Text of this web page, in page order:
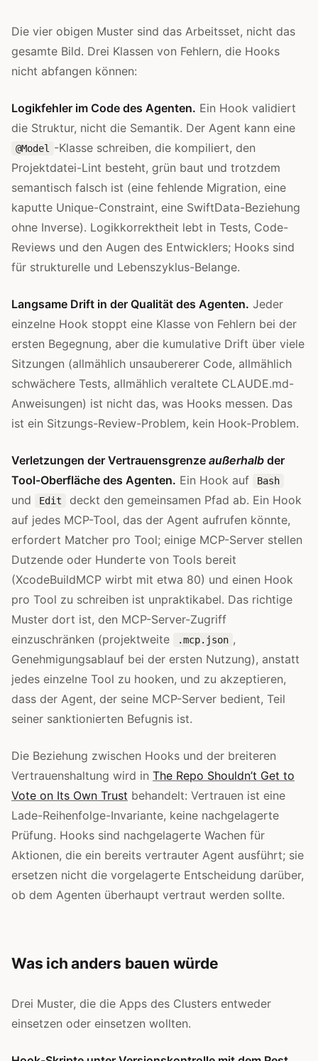
Die vier obigen Muster sind das Arbeitsset, nicht das
gesamte Bild. Drei Klassen von Fehlern, die Hooks
nicht abfangen können:
Logikfehler im Code des Agenten. Ein Hook validiert
die Struktur, nicht die Semantik. Der Agent kann eine
@Model -Klasse schreiben, die kompiliert, den
Projektdatei-Lint besteht, grün baut und trotzdem
semantisch falsch ist (eine fehlende Migration, eine
kaputte Unique-Constraint, eine SwiftData-Beziehung
ohne Inverse). Logikkorrektheit lebt in Tests, Code-
Reviews und den Augen des Entwicklers; Hooks sind
für strukturelle und Lebenszyklus-Belange.
Langsame Drift in der Qualität des Agenten. Jeder
einzelne Hook stoppt eine Klasse von Fehlern bei der
ersten Begegnung, aber die kumulative Drift über viele
Sitzungen (allmählich unsaubererer Code, allmählich
schwächere Tests, allmählich veraltete CLAUDE.md-
Anweisungen) ist nicht das, was Hooks messen. Das
ist ein Sitzungs-Review-Problem, kein Hook-Problem.
Verletzungen der Vertrauensgrenze außerhalb der
Tool-Oberfläche des Agenten. Ein Hook auf Bash
und Edit
deckt den gemeinsamen Pfad ab. Ein Hook
auf jedes MCP-Tool, das der Agent aufrufen könnte,
erfordert Matcher pro Tool; einige MCP-Server stellen
Dutzende oder Hunderte von Tools bereit
(XcodeBuildMCP wirbt mit etwa 80) und einen Hook
pro Tool zu schreiben ist unpraktikabel. Das richtige
Muster dort ist, den MCP-Server-Zugriff
einzuschränken (projektweite
.mcp.json ,
Genehmigungsablauf bei der ersten Nutzung), anstatt
jedes einzelne Tool zu hooken, und zu akzeptieren,
dass der Agent, der seine MCP-Server bedient, Teil
seiner sanktionierten Befugnis ist.
Die Beziehung zwischen Hooks und der breiteren
Vertrauenshaltung wird in The Repo Shouldn’t Get to
Vote on Its Own Trust behandelt: Vertrauen ist eine
Lade-Reihenfolge-Invariante, keine nachgelagerte
Prüfung. Hooks sind nachgelagerte Wachen für
Aktionen, die ein bereits vertrauter Agent ausführt; sie
ersetzen nicht die vorgelagerte Entscheidung darüber,
ob dem Agenten überhaupt vertraut werden sollte.
Was ich anders bauen würde
Drei Muster, die die Apps des Clusters entweder
einsetzen oder einsetzen wollten.